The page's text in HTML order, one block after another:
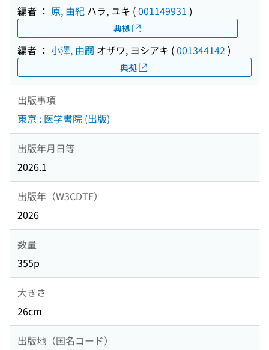
編者 ： 原, 由紀 ハラ, ユキ (001149931 )
典拠
編者 ： 小澤, 由嗣 オザワ, ヨシアキ (001344142 )
典拠
出版事項
東京 : 医学書院 (出版)
出版年月日等
2026.1
出版年（W3CDTF）
2026
数量
355p
大きさ
26cm
出版地（国名コード）